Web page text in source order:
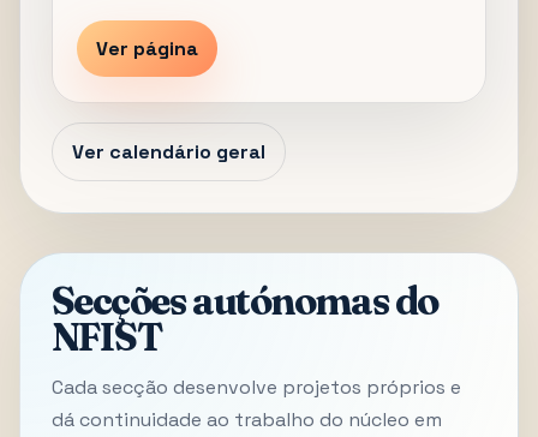
Ver página
Ver calendário geral
Secções autónomas do
NFIST
Cada secção desenvolve projetos próprios e
dá continuidade ao trabalho do núcleo em